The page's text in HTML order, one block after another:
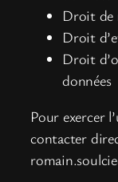
Droit de
Droit
Droit
données
Pour exercer
contacter